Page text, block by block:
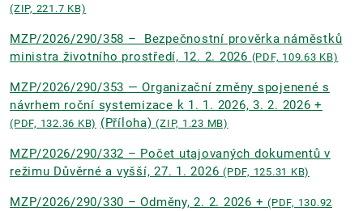
(ZIP, 221.7 KB)
MZP/2026/290/358 –⁠⁠⁠⁠⁠⁠ Bezpečnostní prověrka náměstků
ministra životního prostředí, 12. 2. 2026 (PDF, 109.63 KB)
MZP/2026/290/353 — Organizační změny spojenené s
návrhem roční systemizace k 1. 1. 2026, 3. 2. 2026 +
(PDF, 132.36 KB) (Příloha)(ZIP, 1.23 MB)
MZP/2026/290/332 – Počet utajovaných dokumentů v
režimu Důvěrné a vyšší, 27. 1. 2026 (PDF, 125.31 KB)
MZP/2026/290/330 – Odměny, 2. 2. 2026 + (PDF, 130.92